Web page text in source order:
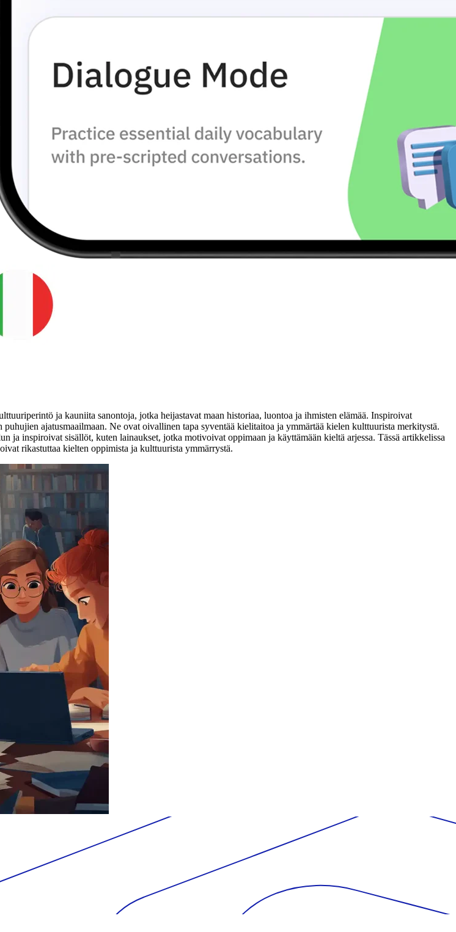
ja kauniita sanontoja, jotka heijastavat maan historiaa, luontoa ja ihmisten elämää. Inspiroivat
ajatusmaailmaan. Ne ovat oivallinen tapa syventää kielitaitoa ja ymmärtää kielen kulttuurista merkitystä.
ja inspiroivat sisällöt, kuten lainaukset, jotka motivoivat oppimaan ja käyttämään kieltä arjessa. Tässä artikkelissa
rikastuttaa kielten oppimista ja kulttuurista ymmärrystä.